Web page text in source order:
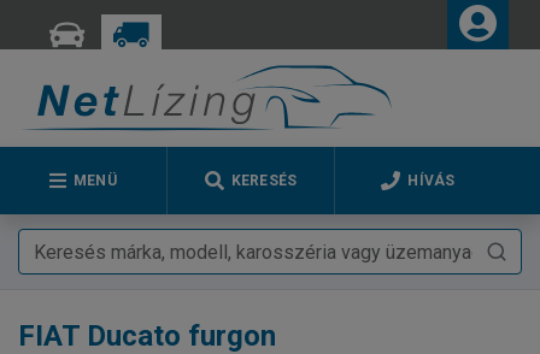
MENÜ KERESÉS HÍVÁS
FIAT Ducato furgon